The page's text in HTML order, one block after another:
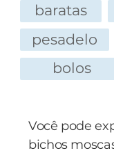
baratas
pesadelo
bolos
Você pode
bichos